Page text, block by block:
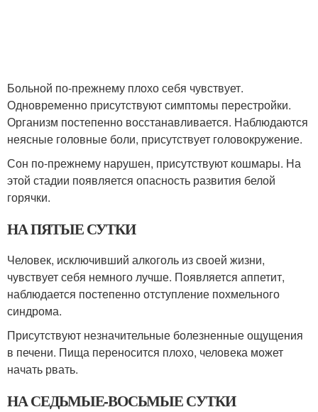
Больной по-прежнему плохо себя чувствует.
Одновременно присутствуют симптомы перестройки.
Организм постепенно восстанавливается. Наблюдаются
неясные головные боли, присутствует головокружение.
Сон по-прежнему нарушен, присутствуют кошмары. На
этой стадии появляется опасность развития белой
горячки.
НА ПЯТЫЕ СУТКИ
Человек, исключивший алкоголь из своей жизни,
чувствует себя немного лучше. Появляется аппетит,
наблюдается постепенно отступление похмельного
синдрома.
Присутствуют незначительные болезненные ощущения
в печени. Пища переносится плохо, человека может
начать рвать.
НА СЕДЬМЫЕ-ВОСЬМЫЕ СУТКИ